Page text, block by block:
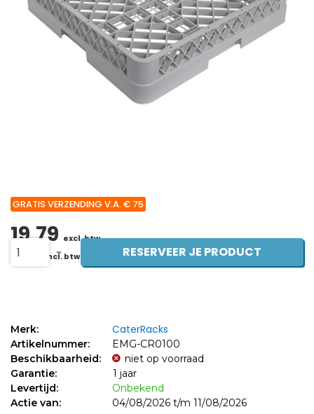
GRATIS VERZENDING V.A. € 75
19,79 excl. btw
23,95 incl. btw
1 RESERVEER JE PRODUCT
Merk: CaterRacks
Artikelnummer:
EMG-CR0100
Beschikbaarheid:
niet op voorraad
Garantie:
1 jaar
Levertijd:
Onbekend
Actie van:
04/08/2026 t/m 11/08/2026